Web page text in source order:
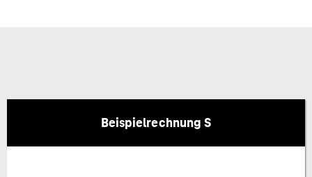
Beispielrechnung S